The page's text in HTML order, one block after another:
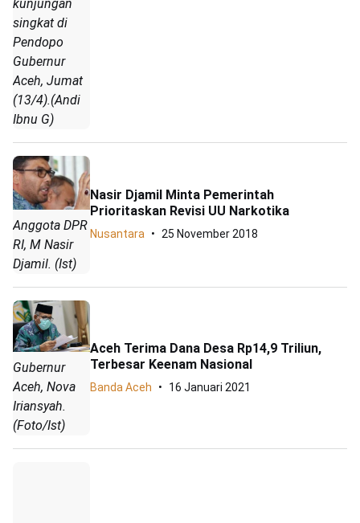
kunjungan
singkat di
Pendopo
Gubernur
Aceh, Jumat
(13/4).(Andi
Ibnu G)
Anggota DPR
RI, M Nasir
Djamil. (Ist)
Nasir Djamil Minta Pemerintah
Prioritaskan Revisi UU Narkotika
Nusantara 25 November 2018
Gubernur
Aceh, Nova
Iriansyah.
(Foto/Ist)
Aceh Terima Dana Desa Rp14,9 Triliun,
Terbesar Keenam Nasional
Banda Aceh 16 Januari 2021